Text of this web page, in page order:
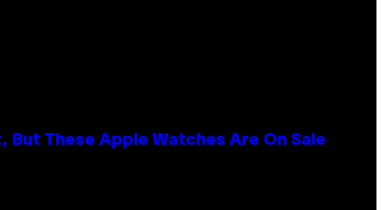
But These Apple Watches Are On Sale